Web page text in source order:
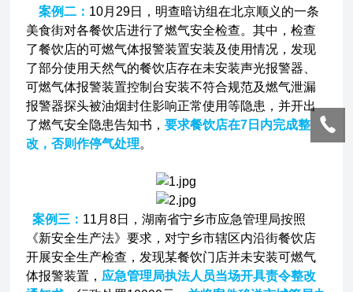
案例二： 10月29日，明查暗访组在北京顺义的一条
美食街对各餐饮店进行了燃气安全检查。其中，检查
了餐饮店的可燃气体报警装置安装及使用情况，发现
了部分使用天然气的餐饮店存在未安装声光报警器、
可燃气体报警装置控制台安装不符合规范及燃气泄漏
报警器探头被油烟封住影响正常使用等隐患，并开出
了燃气安全隐患告知书，要求餐饮店在7日内完成整
改，否则作停气处理。
案例三： 11月8日，湖南省宁乡市应急管理局按照
《新安全生产法》要求，对宁乡市辖区内沿街餐饮店
开展安全生产检查，发现某餐饮门店并未安装可燃气
体报警装置， 应急管理局执法人员当场开具责令整改